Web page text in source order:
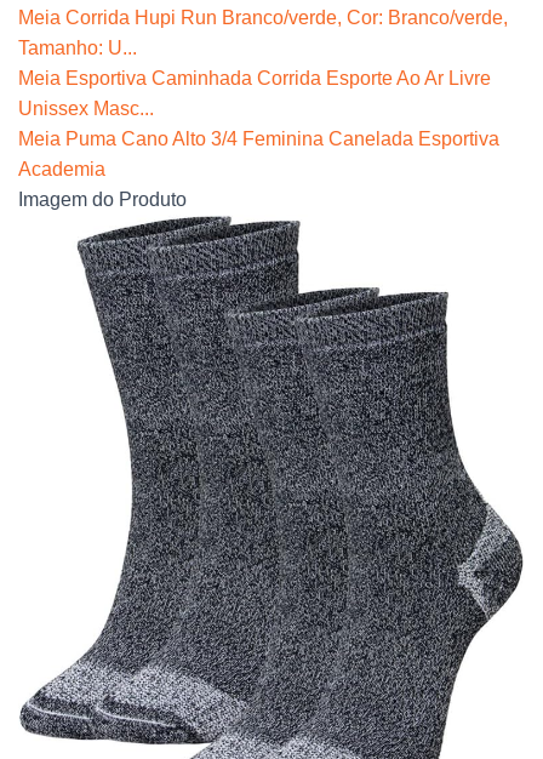
Meia Corrida Hupi Run Branco/verde, Cor: Branco/verde,
Tamanho: U...
Meia Esportiva Caminhada Corrida Esporte Ao Ar Livre
Unissex Masc...
Meia Puma Cano Alto 3/4 Feminina Canelada Esportiva
Academia
Imagem do Produto